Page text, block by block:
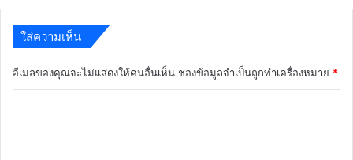
ใส่ความเห็น
อีเมลของคุณจะไม่แสดงให้คนอื่นเห็น ช่องข้อมูลจำเป็นถูกทำเครื่องหมาย *